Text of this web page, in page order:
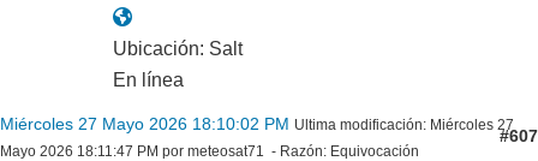
Ubicación: Salt
En línea
Miércoles 27 Mayo 2026 18:10:02 PM Ultima modificación: Miércoles 27
Mayo 2026 18:11:47 PM por meteosat71
Razón: Equivocación
#607